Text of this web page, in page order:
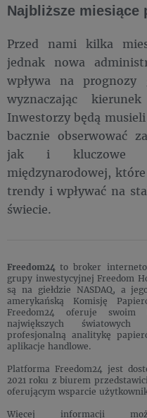
Najbliższe miesiące
Przed nami kilka
jednak nowa
wpływa na prognozy
wyznaczając
Inwestorzy będą
bacznie obserwować
jak i kluczowe
międzynarodowej,
trendy i wpływać na
świecie.
Freedom24to broker
grupy inwestycyjnej Freedom
są na giełdzie NASDAQ, a
amerykańską Komisję
Freedom24 oferuje swoim
największych światowych
profesjonalną analitykę
aplikacje handlowe.
Platforma Freedom24 jest
2021 roku z biurem
oferującym wsparcie
Więcej informacji